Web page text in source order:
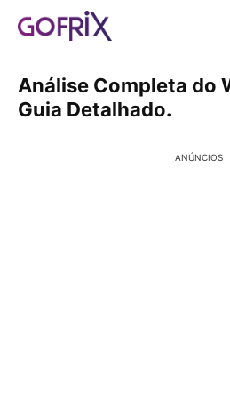
Análise Completa do
Guia Detalhado.
ANÚNCIOS